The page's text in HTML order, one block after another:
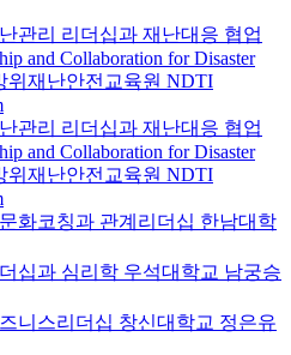
관리 리더십과 재난대응 협업
and Collaboration for Disaster
위재난안전교육원 NDTI
관리 리더십과 재난대응 협업
and Collaboration for Disaster
위재난안전교육원 NDTI
화코칭과 관계리더십 한남대학
십과 심리학 우석대학교 남궁승
니스리더십 창신대학교 정은유